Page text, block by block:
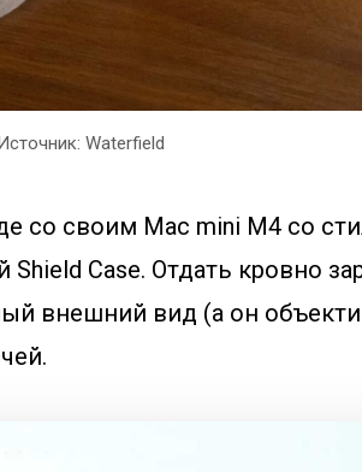
Waterfield
со своим Mac mini M4 со
Shield Case. Отдать кровно
внешний вид (а он